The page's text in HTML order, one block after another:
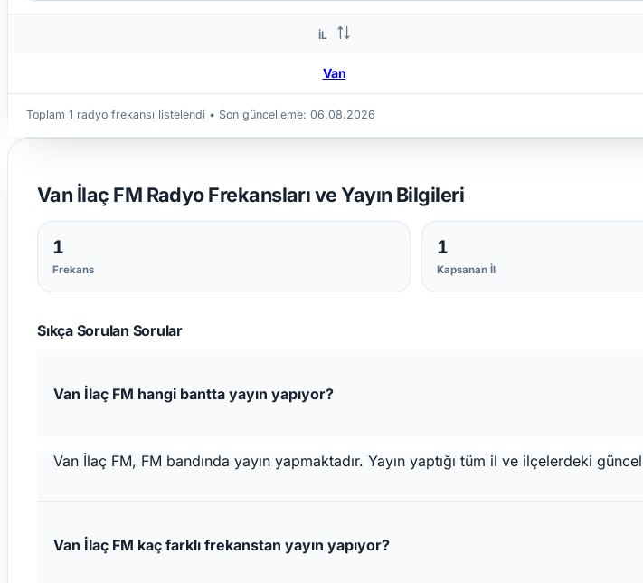
İL
Van
Toplam 1 radyo frekansı listelendi • Son güncelleme: 06.08.2026
Van İlaç FM Radyo Frekansları ve Yayın Bilgileri
1
Frekans
1
Kapsanan İl
Sıkça Sorulan Sorular
Van İlaç FM hangi bantta yayın yapıyor?
Van İlaç FM, FM bandında yayın yapmaktadır. Yayın yaptığı tüm il ve ilçelerdeki
Van İlaç FM kaç farklı frekanstan yayın yapıyor?